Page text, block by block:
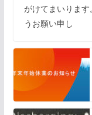
がけてまいりま
うお願い申し